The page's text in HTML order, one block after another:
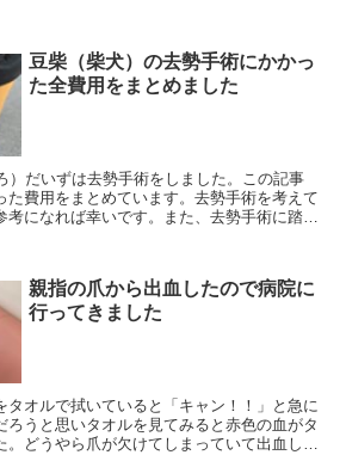
豆柴（柴犬）の去勢手術にかかっ
た全費用をまとめました
）だいずは去勢手術をしました。この記事
た費用をまとめています。去勢手術を考えて
になれば幸いです。また、去勢手術に踏み
親指の爪から出血したので病院に
行ってきました
タオルで拭いていると「キャン！！」と急に
ろうと思いタオルを見てみると赤色の血がタ
。どうやら爪が欠けてしまっていて出血して